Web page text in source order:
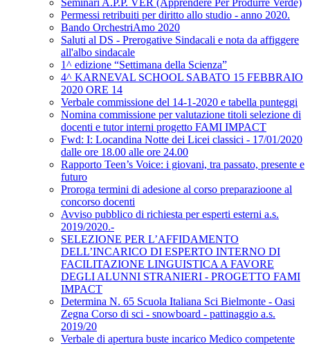
Seminari A.P.P. VER (Apprendere Per Produrre Verde)
Permessi retribuiti per diritto allo studio - anno 2020.
Bando OrchestriAmo 2020
Saluti al DS - Prerogative Sindacali e nota da affiggere
all'albo sindacale
1^ edizione “Settimana della Scienza”
4^ KARNEVAL SCHOOL SABATO 15 FEBBRAIO
2020 ORE 14
Verbale commissione del 14-1-2020 e tabella punteggi
Nomina commissione per valutazione titoli selezione di
docenti e tutor interni progetto FAMI IMPACT
Fwd: I: Locandina Notte dei Licei classici - 17/01/2020
dalle ore 18.00 alle ore 24.00
Rapporto Teen’s Voice: i giovani, tra passato, presente e
futuro
Proroga termini di adesione al corso preparazioone al
concorso docenti
Avviso pubblico di richiesta per esperti esterni a.s.
2019/2020.-
SELEZIONE PER L’AFFIDAMENTO
DELL’INCARICO DI ESPERTO INTERNO DI
FACILITAZIONE LINGUISTICA A FAVORE
DEGLI ALUNNI STRANIERI - PROGETTO FAMI
IMPACT
Determina N. 65 Scuola Italiana Sci Bielmonte - Oasi
Zegna Corso di sci - snowboard - pattinaggio a.s.
2019/20
Verbale di apertura buste incarico Medico competente